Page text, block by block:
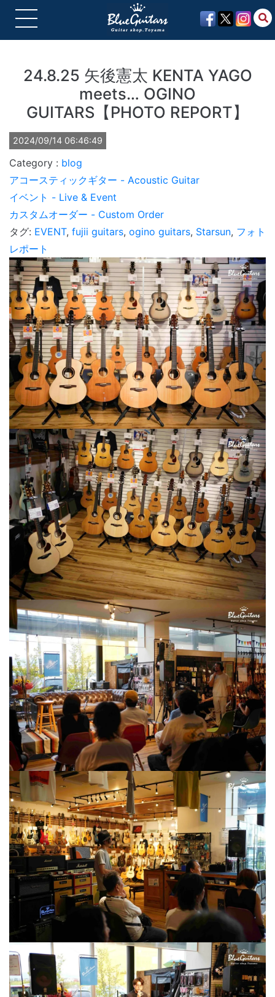
24.8.25 矢後憲太 KENTA YAGO
meets… OGINO
GUITARS【PHOTO REPORT】
2024/09/14 06:46:49
blog
アコースティックギター - Acoustic Guitar
イベント - Live & Event
カスタムオーダー - Custom Order
タグ: EVENT, fujii guitars, ogino guitars, Starsun, フォト
レポート